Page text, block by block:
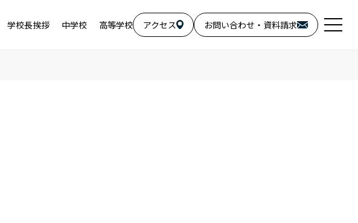
学校長挨拶 中学校 高等学校 アクセス お問い合わせ・資料請求